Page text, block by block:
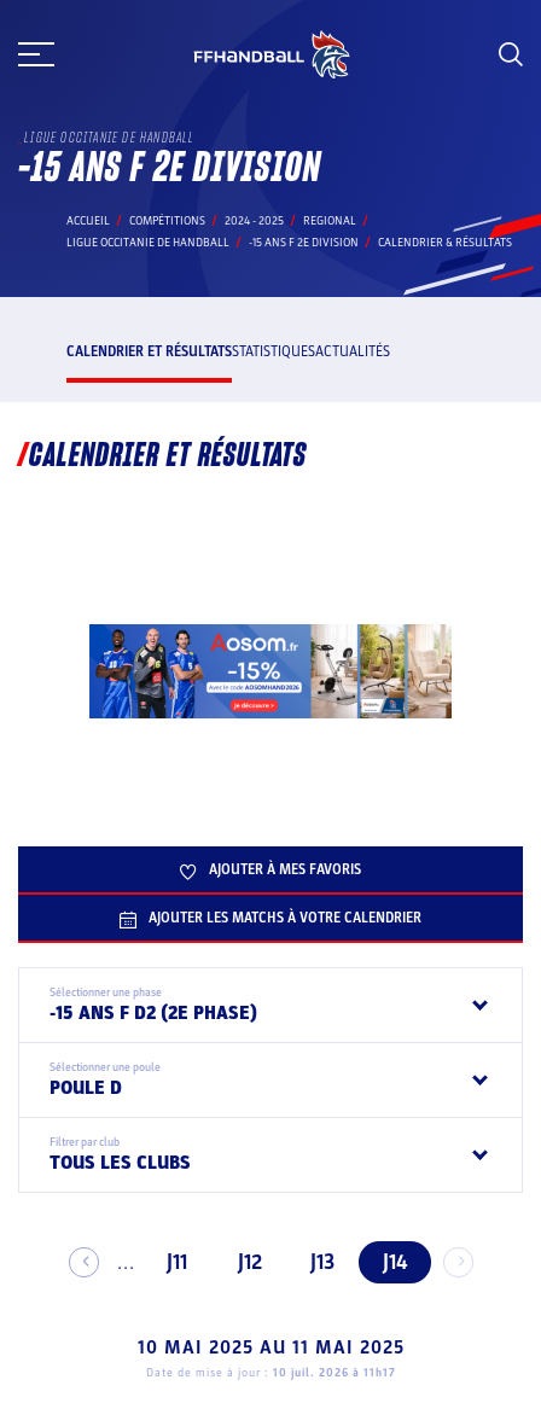
au
LIGUE OCCITANIE DE HANDBALL
-15 ANS F 2E DIVISION
ACCUEIL COMPÉTITIONS 2024 - 2025
REGIONAL
LIGUE OCCITANIE DE HANDBALL
-15 ANS F 2E DIVISION CALENDRIER & RÉSULTATS
CALENDRIER ET RÉSULTATSSTATISTIQUESACTUALITÉS
CALENDRIER ET RÉSULTATS
AJOUTER À MES FAVORIS
AJOUTER LES MATCHS À VOTRE CALENDRIER
Sélectionner une phase
-15 ANS F D2 (2E PHASE)
Sélectionner une poule
POULE D
Filtrer par club
TOUS LES CLUBS
... J11 J12 J13 J14
10 MAI 2025 AU 11 MAI 2025
Date de mise à jour : 10 juil. 2026 à 11h17